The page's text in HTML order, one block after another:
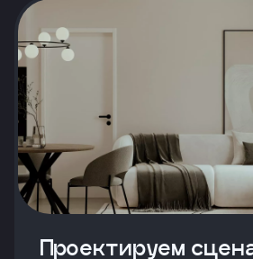
Проектируем
условиями
политики
конфиденциальности
(343)
71-10